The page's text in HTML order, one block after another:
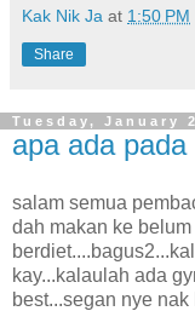
Kak Nik Ja at 1:50 PM
Share
Tuesday, January
apa ada
salam semua
dah makan ke
kay...kalaulah ada
best...segan nye